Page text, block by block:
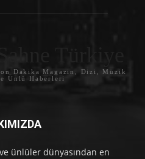
Dakika Magazin, Dizi, Müzik
Ünlü Haberleri
ünlüler dünyasından en